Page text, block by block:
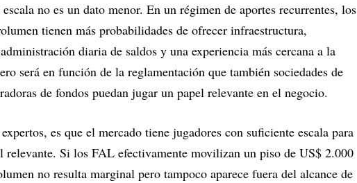
escala no es un dato menor. En un régimen de aportes recurrentes, los
tienen más probabilidades de ofrecer infraestructura,
diaria de saldos y una experiencia más cercana a la
será en función de la reglamentación que también sociedades de
de fondos puedan jugar un papel relevante en el negocio.
es que el mercado tiene jugadores con suficiente escala para
relevante. Si los FAL efectivamente movilizan un piso de US$ 2.000
no resulta marginal pero tampoco aparece fuera del alcance de